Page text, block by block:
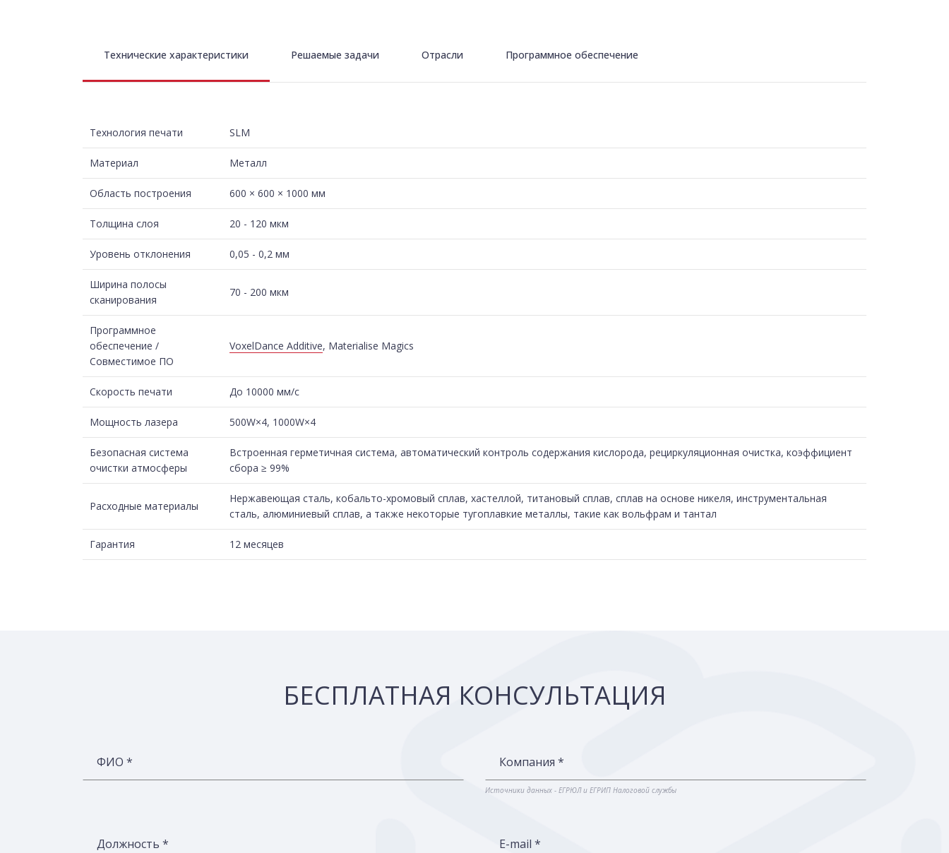
Технические характеристики Решаемые задачи Отрасли Программное обеспечение
Технология печати SLM
Материал Металл
Область построения 600 × 600 × 1000 мм
Толщина слоя 20 - 120 мкм
Уровень отклонения 0,05 - 0,2 мм
Ширина полосы
сканирования
70 - 200 мкм
Программное
обеспечение /
Совместимое ПО
VoxelDance Additive, Materialise Magics
Скорость печати До 10000 мм/с
Мощность лазера 500W×4, 1000W×4
Безопасная система
очистки атмосферы
Встроенная герметичная система, автоматический контроль содержания кислорода, рециркуляционная очистка, коэффициент
сбора ≥ 99%
Расходные материалы
Нержавеющая сталь, кобальто-хромовый сплав, хастеллой, титановый сплав, сплав на основе никеля, инструментальная
сталь, алюминиевый сплав, а также некоторые тугоплавкие металлы, такие как вольфрам и тантал
Гарантия 12 месяцев
БЕСПЛАТНАЯ КОНСУЛЬТАЦИЯ
ФИО * Компания *
Источники данных - ЕГРЮЛ и ЕГРИП Налоговой службы
Должность * E-mail *